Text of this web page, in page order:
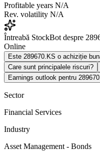
Profitable years N/A
Rev. volatility N/A
Întreabă StockBot despre
Online
Este 289670.KS o achiziție
Care sunt principalele riscuri?
Earnings outlook pentru
Sector
Financial Services
Industry
Asset Management - Bonds